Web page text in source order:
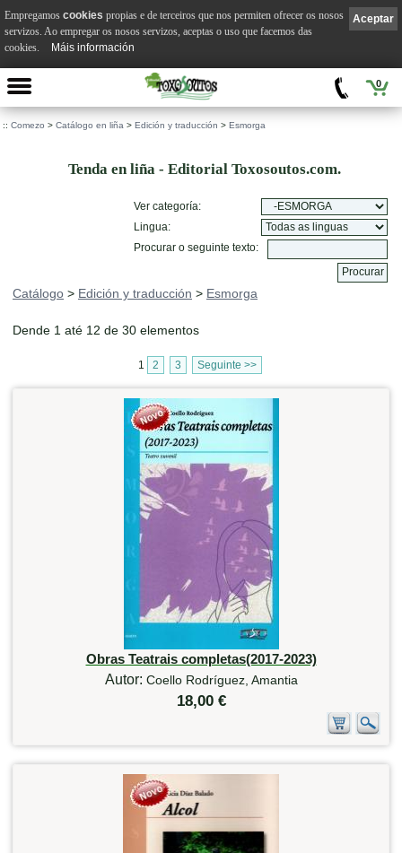
0
:: Comezo > Catálogo en liña > Edición y traducción > Esmorga
Tenda en liña - Editorial Toxosoutos.com.
Ver categoría:
Lingua:
Procurar o seguinte texto:
Catálogo > Edición y traducción > Esmorga
Dende 1 até 12 de 30 elementos
1 2 3 Seguinte >>
Obras Teatrais completas(2017-2023)
Autor: Coello Rodríguez, Amantia
18,00 €
Aceptar
Empregamos cookies propias e de terceiros que nos permiten ofrecer os nosos
servizos. Ao empregar os nosos servizos, aceptas o uso que facemos das
cookies.
Máis información